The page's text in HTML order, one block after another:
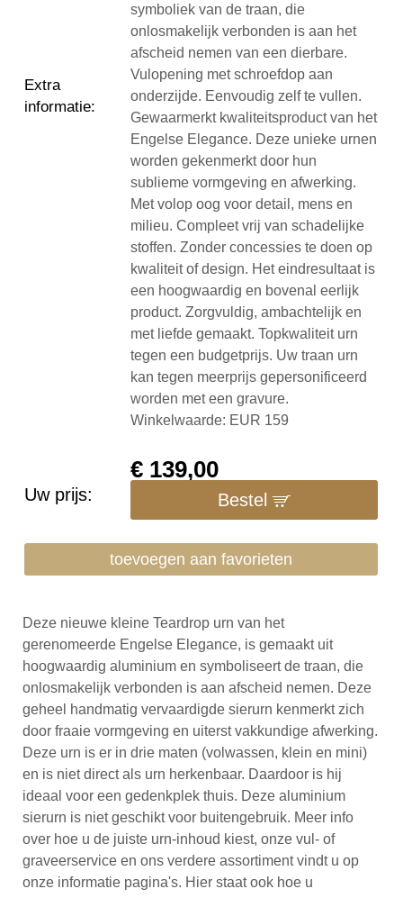
Extra
informatie:
symboliek van de traan, die
onlosmakelijk verbonden is aan het
afscheid nemen van een dierbare.
Vulopening met schroefdop aan
onderzijde. Eenvoudig zelf te vullen.
Gewaarmerkt kwaliteitsproduct van het
Engelse Elegance. Deze unieke urnen
worden gekenmerkt door hun
sublieme vormgeving en afwerking.
Met volop oog voor detail, mens en
milieu. Compleet vrij van schadelijke
stoffen. Zonder concessies te doen op
kwaliteit of design. Het eindresultaat is
een hoogwaardig en bovenal eerlijk
product. Zorgvuldig, ambachtelijk en
met liefde gemaakt. Topkwaliteit urn
tegen een budgetprijs. Uw traan urn
kan tegen meerprijs gepersonificeerd
worden met een gravure.
Winkelwaarde: EUR 159
Uw prijs:
€ 139,00
Bestel
toevoegen aan favorieten
Deze nieuwe kleine Teardrop urn van het
gerenomeerde Engelse Elegance, is gemaakt uit
hoogwaardig aluminium en symboliseert de traan, die
onlosmakelijk verbonden is aan afscheid nemen. Deze
geheel handmatig vervaardigde sierurn kenmerkt zich
door fraaie vormgeving en uiterst vakkundige afwerking.
Deze urn is er in drie maten (volwassen, klein en mini)
en is niet direct als urn herkenbaar. Daardoor is hij
ideaal voor een gedenkplek thuis. Deze aluminium
sierurn is niet geschikt voor buitengebruik. Meer info
over hoe u de juiste urn-inhoud kiest, onze vul- of
graveerservice en ons verdere assortiment vindt u op
onze informatie pagina's. Hier staat ook hoe u